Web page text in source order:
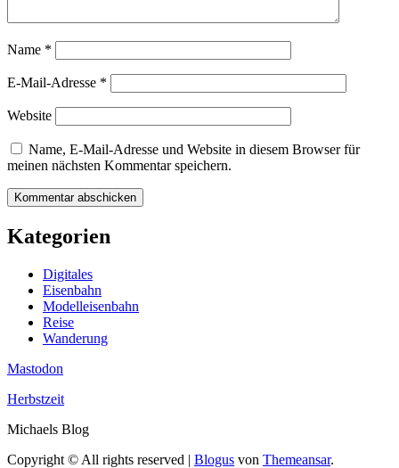
Name *
E-Mail-Adresse *
Website
Name, E-Mail-Adresse und Website in diesem Browser für
meinen nächsten Kommentar speichern.
Kategorien
Digitales
Eisenbahn
Modelleisenbahn
Reise
Wanderung
Mastodon
Herbstzeit
Michaels Blog
Copyright © All rights reserved | Blogus von Themeansar.